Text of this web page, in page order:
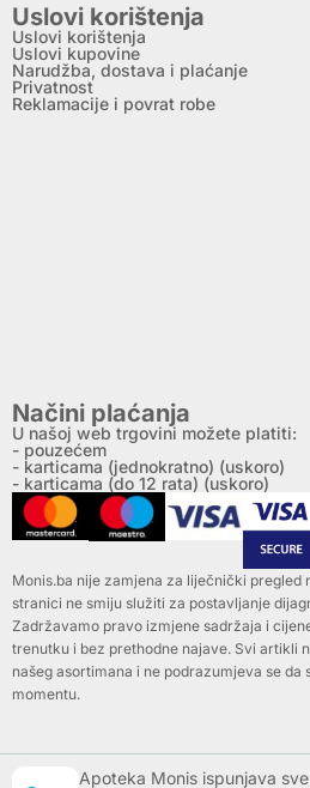
Uslovi korištenja
Uslovi korištenja
Uslovi kupovine
Narudžba, dostava i plaćanje
Privatnost
Reklamacije i povrat robe
Načini plaćanja
U našoj web trgovini možete platiti:
- pouzećem
- karticama (jednokratno) (uskoro)
- karticama (do 12 rata) (uskoro)
Monis.ba nije zamjena za liječnički pregled
stranici ne smiju služiti za postavljanje
Zadržavamo pravo izmjene sadržaja i
trenutku i bez prethodne najave. Svi artikli
našeg asortimana i ne podrazumjeva se da
momentu.
Apoteka Monis ispunjava